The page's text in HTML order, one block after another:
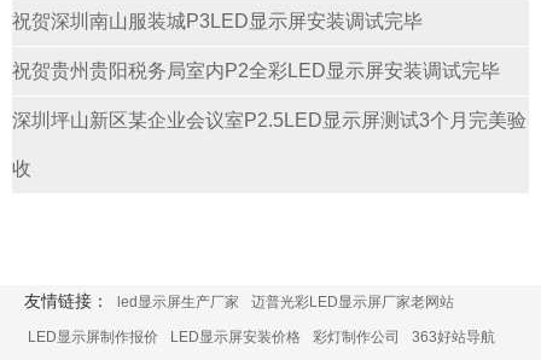
祝贺深圳南山服装城P3LED显示屏安装调试完毕
祝贺贵州贵阳税务局室内P2全彩LED显示屏安装调试完毕
深圳坪山新区某企业会议室P2.5LED显示屏测试3个月完美验
收
友情链接： led显示屏生产厂家 迈普光彩LED显示屏厂家老网站
LED显示屏制作报价 LED显示屏安装价格 彩灯制作公司 363好站导航